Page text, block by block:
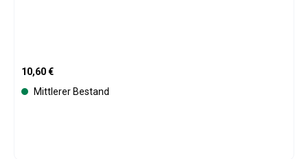
Regulärer Preis:
10,60 €
Mittlerer Bestand